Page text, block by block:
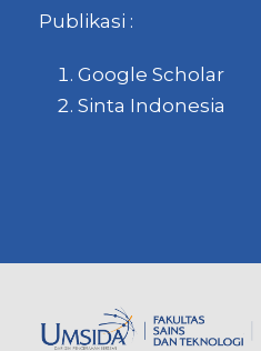
Publikasi :
Google Scholar
Sinta Indonesia